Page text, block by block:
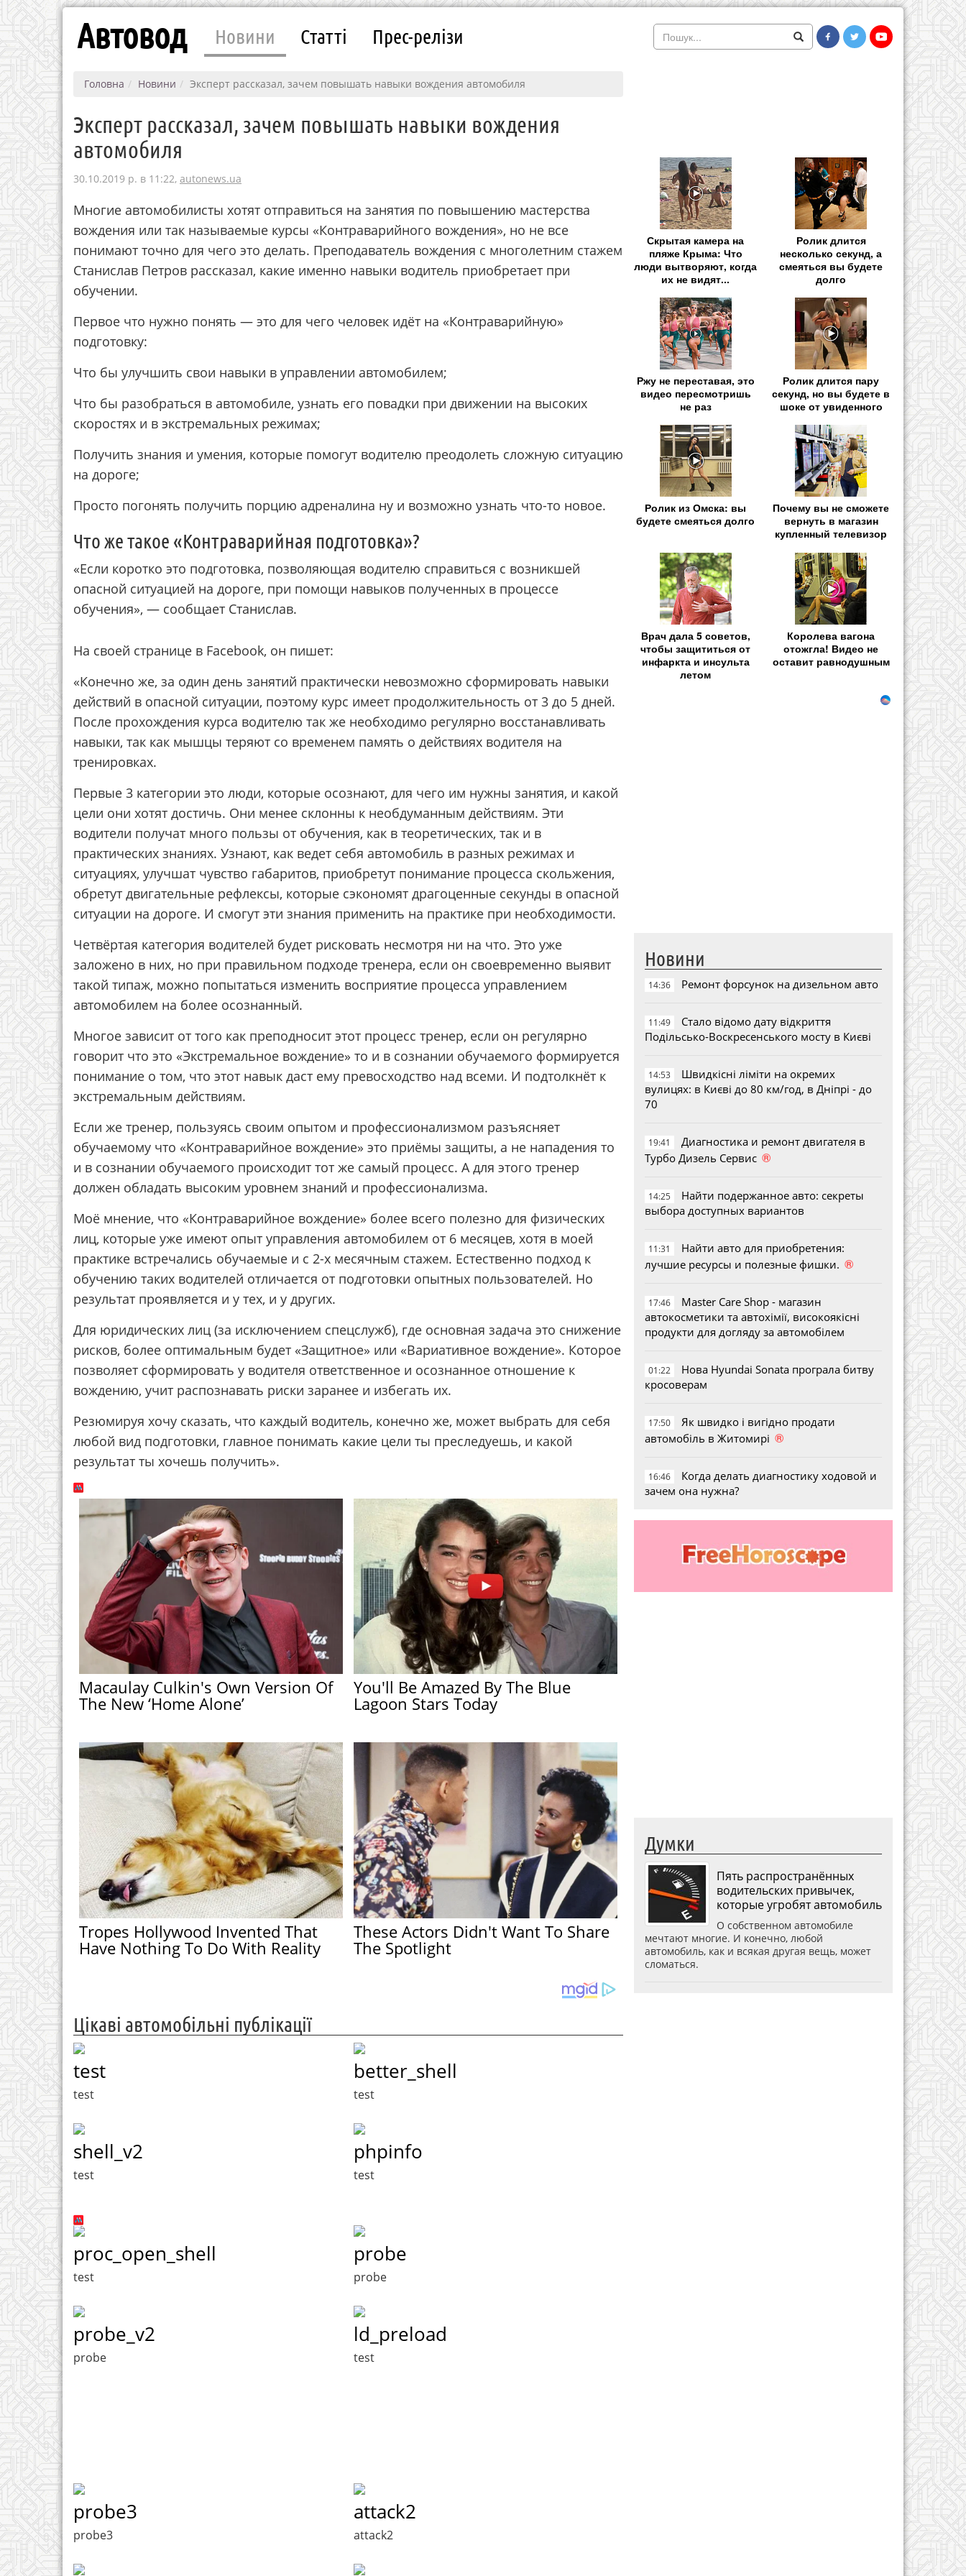
Автовод Новини Статті Прес-релізи
Головна Новини Эксперт рассказал, зачем повышать навыки вождения автомобиля
Эксперт рассказал, зачем повышать навыки вождения
автомобиля
30.10.2019 р. в 11:22, autonews.ua
Многие автомобилисты хотят отправиться на занятия по повышению мастерства
вождения или так называемые курсы «Контраварийного вождения», но не все
понимают точно для чего это делать. Преподаватель вождения с многолетним стажем
Станислав Петров рассказал, какие именно навыки водитель приобретает при
обучении.
Первое что нужно понять — это для чего человек идёт на «Контраварийную»
подготовку:
Что бы улучшить свои навыки в управлении автомобилем;
Что бы разобраться в автомобиле, узнать его повадки при движении на высоких
скоростях и в экстремальных режимах;
Получить знания и умения, которые помогут водителю преодолеть сложную ситуацию
на дороге;
Просто погонять получить порцию адреналина ну и возможно узнать что-то новое.
Что же такое «Контраварийная подготовка»?
«Если коротко это подготовка, позволяющая водителю справиться с возникшей
опасной ситуацией на дороге, при помощи навыков полученных в процессе
обучения», — сообщает Станислав.
На своей странице в Facebook, он пишет:
«Конечно же, за один день занятий практически невозможно сформировать навыки
действий в опасной ситуации, поэтому курс имеет продолжительность от 3 до 5 дней.
После прохождения курса водителю так же необходимо регулярно восстанавливать
навыки, так как мышцы теряют со временем память о действиях водителя на
тренировках.
Первые 3 категории это люди, которые осознают, для чего им нужны занятия, и какой
цели они хотят достичь. Они менее склонны к необдуманным действиям. Эти
водители получат много пользы от обучения, как в теоретических, так и в
практических знаниях. Узнают, как ведет себя автомобиль в разных режимах и
ситуациях, улучшат чувство габаритов, приобретут понимание процесса скольжения,
обретут двигательные рефлексы, которые сэкономят драгоценные секунды в опасной
ситуации на дороге. И смогут эти знания применить на практике при необходимости.
Четвёртая категория водителей будет рисковать несмотря ни на что. Это уже
заложено в них, но при правильном подходе тренера, если он своевременно выявит
такой типаж, можно попытаться изменить восприятие процесса управлением
автомобилем на более осознанный.
Многое зависит от того как преподносит этот процесс тренер, если он регулярно
говорит что это «Экстремальное вождение» то и в сознании обучаемого формируется
понимание о том, что этот навык даст ему превосходство над всеми. И подтолкнёт к
экстремальным действиям.
Если же тренер, пользуясь своим опытом и профессионализмом разъясняет
обучаемому что «Контраварийное вождение» это приёмы защиты, а не нападения то
и в сознании обучаемого происходит тот же самый процесс. А для этого тренер
должен обладать высоким уровнем знаний и профессионализма.
Моё мнение, что «Контраварийное вождение» более всего полезно для физических
лиц, которые уже имеют опыт управления автомобилем от 6 месяцев, хотя в моей
практике встречались обучаемые и с 2-х месячным стажем. Естественно подход к
обучению таких водителей отличается от подготовки опытных пользователей. Но
результат проявляется и у тех, и у других.
Для юридических лиц (за исключением спецслужб), где основная задача это снижение
рисков, более оптимальным будет «Защитное» или «Вариативное вождение». Которое
позволяет сформировать у водителя ответственное и осознанное отношение к
вождению, учит распознавать риски заранее и избегать их.
Резюмируя хочу сказать, что каждый водитель, конечно же, может выбрать для себя
любой вид подготовки, главное понимать какие цели ты преследуешь, и какой
результат ты хочешь получить».
Macaulay Culkin's Own Version Of
The New ‘Home Alone’
You'll Be Amazed By The Blue
Lagoon Stars Today
Tropes Hollywood Invented That
Have Nothing To Do With Reality
These Actors Didn't Want To Share
The Spotlight
Цікаві автомобільні публікації
test
test
better_shell
test
shell_v2
test
phpinfo
test
proc_open_shell
test
probe
probe
probe_v2
probe
ld_preload
test
probe3
probe3
attack2
attack2
Скрытая камера на
пляже Крыма: Что
люди вытворяют, когда
их не видят...
Ролик длится
несколько секунд, а
смеяться вы будете
долго
Ржу не переставая, это
видео пересмотришь
не раз
Ролик длится пару
секунд, но вы будете в
шоке от увиденного
Ролик из Омска: вы
будете смеяться долго
Почему вы не сможете
вернуть в магазин
купленный телевизор
Врач дала 5 советов,
чтобы защититься от
инфаркта и инсульта
летом
Королева вагона
отожгла! Видео не
оставит равнодушным
Новини
14:36 Ремонт форсунок на дизельном авто
11:49
Стало відомо дату відкриття
Подільсько-Воскресенського мосту в Києві
14:53
Швидкісні ліміти на окремих
вулицях: в Києві до 80 км/год, в Дніпрі - до
70
19:41
Диагностика и ремонт двигателя в
Турбо Дизель Сервис ®
14:25
Найти подержанное авто: секреты
выбора доступных вариантов
11:31
Найти авто для приобретения:
лучшие ресурсы и полезные фишки. ®
17:46
Master Care Shop - магазин
автокосметики та автохімії, високоякісні
продукти для догляду за автомобілем
01:22
Нова Hyundai Sonata програла битву
кросоверам
17:50
Як швидко і вигідно продати
автомобіль в Житомирі ®
16:46
Когда делать диагностику ходовой и
зачем она нужна?
Думки
Пять распространённых
водительских привычек,
которые угробят автомобиль
О собственном автомобиле
мечтают многие. И конечно, любой
автомобиль, как и всякая другая вещь, может
сломаться.